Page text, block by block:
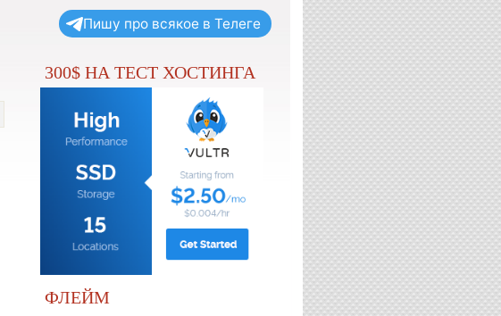
Пишу про всякое в Телеге
300$ НА ТЕСТ ХОСТИНГА
ФЛЕЙМ